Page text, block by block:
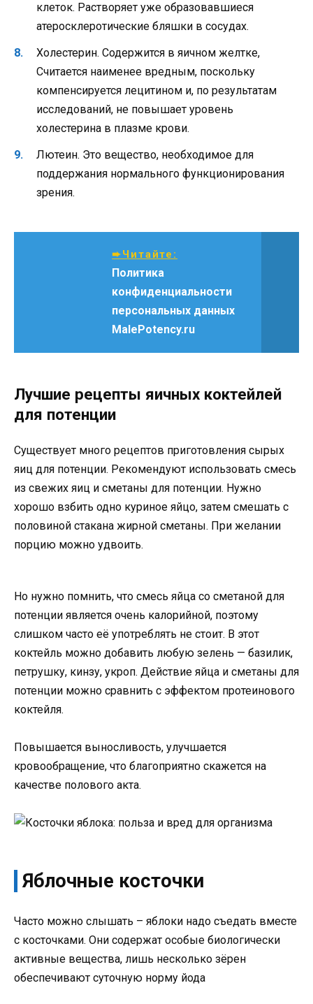
клеток. Растворяет уже образовавшиеся
атеросклеротические бляшки в сосудах.
Холестерин. Содержится в яичном желтке,
Считается наименее вредным, поскольку
компенсируется лецитином и, по результатам
исследований, не повышает уровень
холестерина в плазме крови.
Лютеин. Это вещество, необходимое для
поддержания нормального функционирования
зрения.
➨Читайте:
Политика
конфиденциальности
персональных данных
MalePotency.ru
Лучшие рецепты яичных коктейлей
для потенции
Существует много рецептов приготовления сырых
яиц для потенции. Рекомендуют использовать смесь
из свежих яиц и сметаны для потенции. Нужно
хорошо взбить одно куриное яйцо, затем смешать с
половиной стакана жирной сметаны. При желании
порцию можно удвоить.
Но нужно помнить, что смесь яйца со сметаной для
потенции является очень калорийной, поэтому
слишком часто её употреблять не стоит. В этот
коктейль можно добавить любую зелень — базилик,
петрушку, кинзу, укроп. Действие яйца и сметаны для
потенции можно сравнить с эффектом протеинового
коктейля.
Повышается выносливость, улучшается
кровообращение, что благоприятно скажется на
качестве полового акта.
Яблочные косточки
Часто можно слышать – яблоки надо съедать вместе
с косточками. Они содержат особые биологически
активные вещества, лишь несколько зёрен
обеспечивают суточную норму йода